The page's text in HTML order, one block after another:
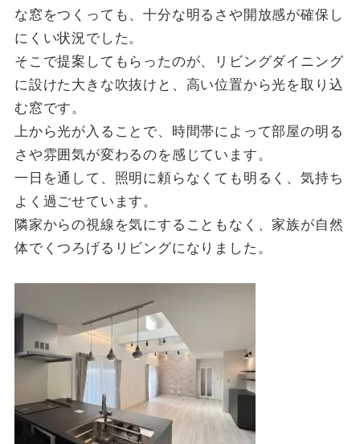
な窓をつくっても、十分な明るさや開放感が確保し
にくい状況でした。
そこで提案してもらったのが、リビングダイニング
に設けた大きな吹抜けと、高い位置から光を取り込
む窓です。
上から光が入ることで、時間帯によって部屋の明る
さや雰囲気が変わるのを感じています。
一日を通して、照明に頼らなくても明るく、気持ち
よく過ごせています。
隣家からの視線を気にすることもなく、家族が自然
体でくつろげるリビングになりました。